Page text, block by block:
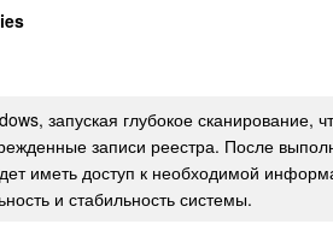
запуская глубокое сканирование,
записи реестра. После
иметь доступ к необходимой
и стабильность системы.